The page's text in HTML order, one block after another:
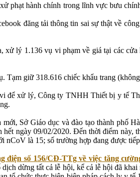
hành chính trong lĩnh vực bưu
đăng tải thông tin sai sự thật về
lý 1.136 vụ vi phạm về giá tại các
giữ 318.616 chiếc khẩu trang
xử lý, Công ty TNHH Thiết bị y tế
Sở Giáo dục và đào tạo thành phố
ngày 09/02/2020. Đến thời điểm này,
là 15; số trường hợp đang được
số 156/CĐ-TTg về việc tăng
dừng tất cả lễ hội, kể cả lễ hội đã